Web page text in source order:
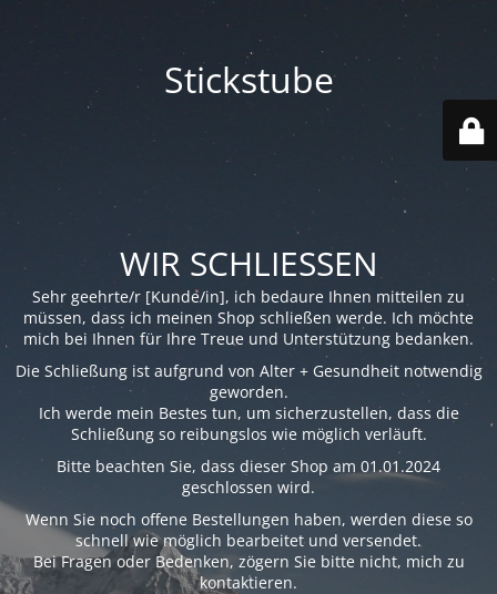
Stickstube
WIR SCHLIESSEN
Sehr geehrte/r [Kunde/in], ich bedaure Ihnen mitteilen zu
müssen, dass ich meinen Shop schließen werde. Ich möchte
mich bei Ihnen für Ihre Treue und Unterstützung bedanken.
Die Schließung ist aufgrund von Alter + Gesundheit notwendig
geworden.
Ich werde mein Bestes tun, um sicherzustellen, dass die
Schließung so reibungslos wie möglich verläuft.
Bitte beachten Sie, dass dieser Shop am 01.01.2024
geschlossen wird.
Wenn Sie noch offene Bestellungen haben, werden diese so
schnell wie möglich bearbeitet und versendet.
Bei Fragen oder Bedenken, zögern Sie bitte nicht, mich zu
kontaktieren.